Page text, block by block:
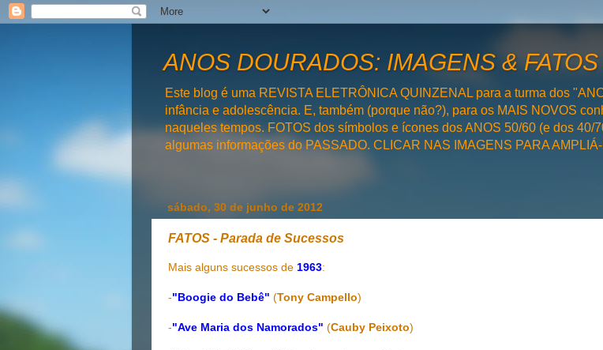
ANOS DOURADOS: IMAGENS & FATOS
Este blog é uma REVISTA ELETRÔNICA QUINZENAL para a turma dos
infância e adolescência. E, também (porque não?), para os MAIS NOVOS
naqueles tempos. FOTOS dos símbolos e ícones dos ANOS 50/60 (e dos 40/
algumas informações do PASSADO. CLICAR NAS IMAGENS PARA
sábado, 30 de junho de 2012
FATOS - Parada de Sucessos
Mais alguns sucessos de 1963:
-"Boogie do Bebê" (Tony Campello)
-"Ave Maria dos Namorados" (Cauby Peixoto)